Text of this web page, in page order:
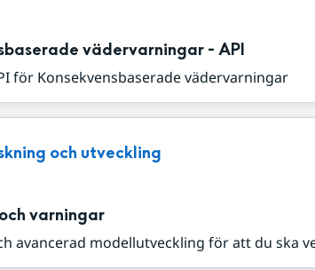
vädervarningar - API
för Konsekvensbaserade vädervarningar
och utveckling
varningar
avancerad modellutveckling för att du ska